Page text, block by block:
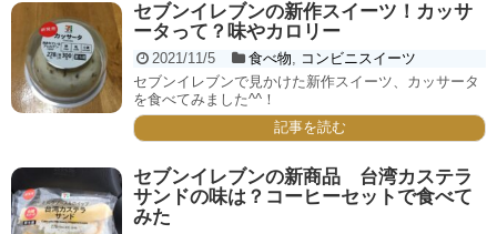
セブンイレブンの新作スイーツ！カッサ
ータって？味やカロリー
2021/11/5 食べ物, コンビニスイーツ
セブンイレブンで見かけた新作スイーツ、カッサータ
を食べてみました^^！
記事を読む
セブンイレブンの新商品 台湾カステラ
サンドの味は？コーヒーセットで食べて
みた